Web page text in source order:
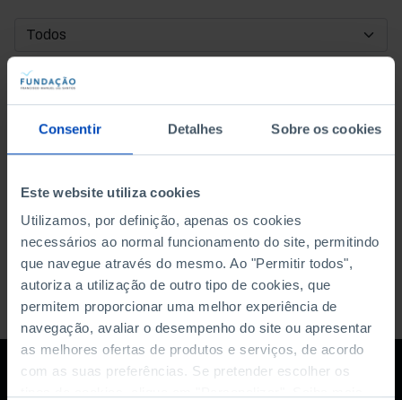
Consentir Detalhes Sobre os cookies
Este website utiliza cookies
Utilizamos, por definição, apenas os cookies
necessários ao normal funcionamento do site, permitindo
que navegue através do mesmo. Ao "Permitir todos",
autoriza a utilização de outro tipo de cookies, que
permitem proporcionar uma melhor experiência de
navegação, avaliar o desempenho do site ou apresentar
as melhores ofertas de produtos e serviços, de acordo
com as suas preferências. Se pretender escolher os
DATA DE INÍCIO
DATA DE FIM